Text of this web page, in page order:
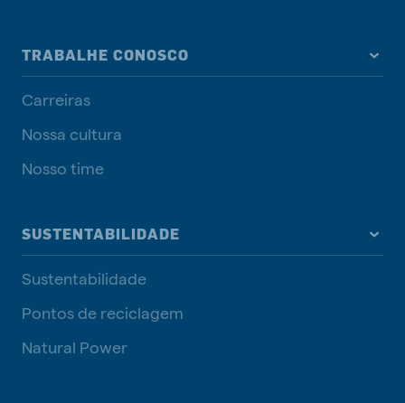
TRABALHE CONOSCO
Carreiras
Nossa cultura
Nosso time
SUSTENTABILIDADE
Sustentabilidade
Pontos de reciclagem
Natural Power